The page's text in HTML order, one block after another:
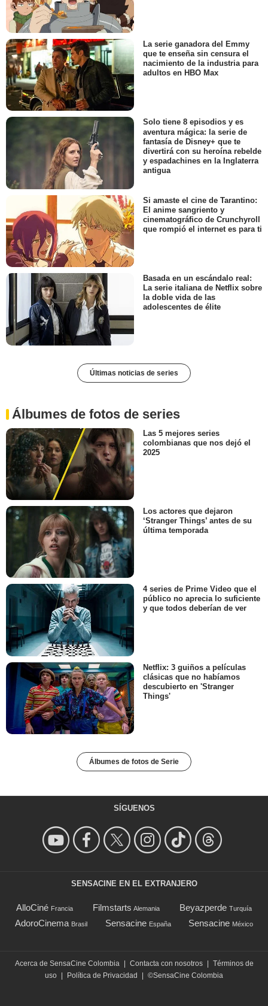
La serie ganadora del Emmy
que te enseña sin censura el
nacimiento de la industria para
adultos en HBO Max
Solo tiene 8 episodios y es
aventura mágica: la serie de
fantasía de Disney+ que te
divertirá con su heroína rebelde
y espadachines en la Inglaterra
antigua
Si amaste el cine de Tarantino:
El anime sangriento y
cinematográfico de Crunchyroll
que rompió el internet es para ti
Basada en un escándalo real:
La serie italiana de Netflix sobre
la doble vida de las
adolescentes de élite
Últimas noticias de series
Álbumes de fotos de series
Las 5 mejores series
colombianas que nos dejó el
2025
Los actores que dejaron
‘Stranger Things’ antes de su
última temporada
4 series de Prime Video que el
público no aprecia lo suficiente
y que todos deberían de ver
Netflix: 3 guiños a películas
clásicas que no habíamos
descubierto en 'Stranger
Things'
Álbumes de fotos de Serie
SÍGUENOS
SENSACINE EN EL EXTRANJERO
AlloCiné Francia Filmstarts Alemania Beyazperde Turquía
AdoroCinema Brasil Sensacine España Sensacine México
Acerca de SensaCine Colombia Contacta con nosotros
Términos de
uso
Política de Privacidad ©SensaCine Colombia